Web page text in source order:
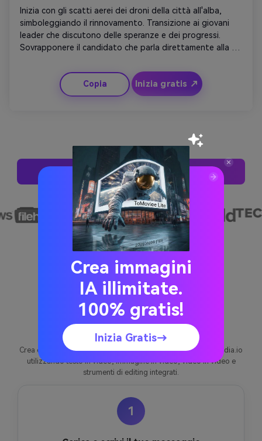
Inizia con gli scatti aerei dei droni della città all'alba,
simboleggiando il rinnovamento. Transizione ai giovani
leader che discutono delle speranze e dei progressi.
Sovrapponere il candidato che parla direttamente alla
rallentatore e la musica ispiratrice per un valore
cinematografico. Concludete con una chiamata a
modellare insieme il domani: logo e slogan svaniscono
Copia Inizia gratis ↗
Genera Idee Pubblicitarie
Come creare un Ad Maker
politico con Media.io
Crea contenuti di political ad maker più velocemente con Media.io
utilizzando testo in video, immagine in video, video in video e
strumenti di editing integrati.
1
Crea immagini
IA illimitate.
100% gratis!
Inizia Gratis→